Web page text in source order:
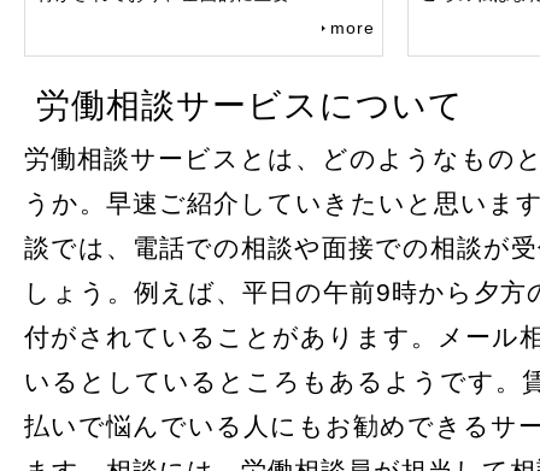
more
労働相談サービスについて
労働相談サービスとは、どのようなもの
うか。早速ご紹介していきたいと思いま
談では、電話での相談や面接での相談が
しょう。例えば、平日の午前9時から夕方
付がされていることがあります。メール
いるとしているところもあるようです。
払いで悩んでいる人にもお勧めできるサ